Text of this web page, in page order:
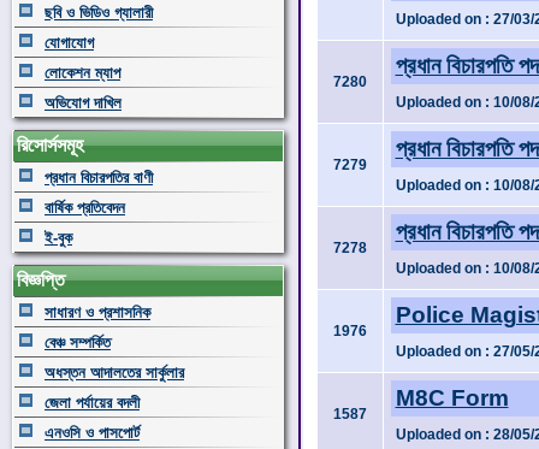
ছবি ও ভিডিও গ্যালারী
যোগাযোগ
লোকেশন ম্যাপ
অভিযোগ দাখিল
রিসোর্সসমূহ
প্রধান বিচারপতির বাণী
বার্ষিক প্রতিবেদন
ই-বুক
বিজ্ঞপ্তি
সাধারণ ও প্রশাসনিক
বেঞ্চ সম্পর্কিত
অধস্তন আদালতের সার্কুলার
জেলা পর্যায়ের বদলী
এনওসি ও পাসপোর্ট
Uploaded on : 27/03/
7280
প্রধান বিচারপতি
Uploaded on : 10/08/
7279
প্রধান বিচারপতি
Uploaded on : 10/08/
7278
প্রধান বিচারপতি
Uploaded on : 10/08/
1976
Police
Uploaded on : 27/05/
1587
M8C Form
Uploaded on : 28/05/